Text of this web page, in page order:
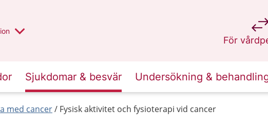
region
För
på
Sjukdomar & besvär Undersökning &
med cancer Fysisk aktivitet och fysioterapi vid cancer